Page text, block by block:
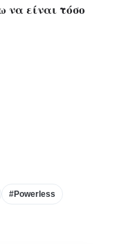
να είναι τόσο
#Powerless